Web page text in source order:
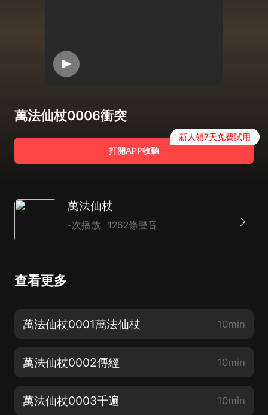
萬法仙杖0006衝突
打開APP收聽
新人領7天免費試用
萬法仙杖
-次播放 1262條聲音
查看更多
萬法仙杖0001萬法仙杖 10min
萬法仙杖0002傳經 10min
萬法仙杖0003千遍 10min